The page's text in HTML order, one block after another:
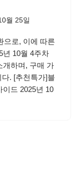
월 25일
으로, 이에 따른
년 10월 4주차
개하며, 구매 가
. [추천특가]블
드 2025년 10